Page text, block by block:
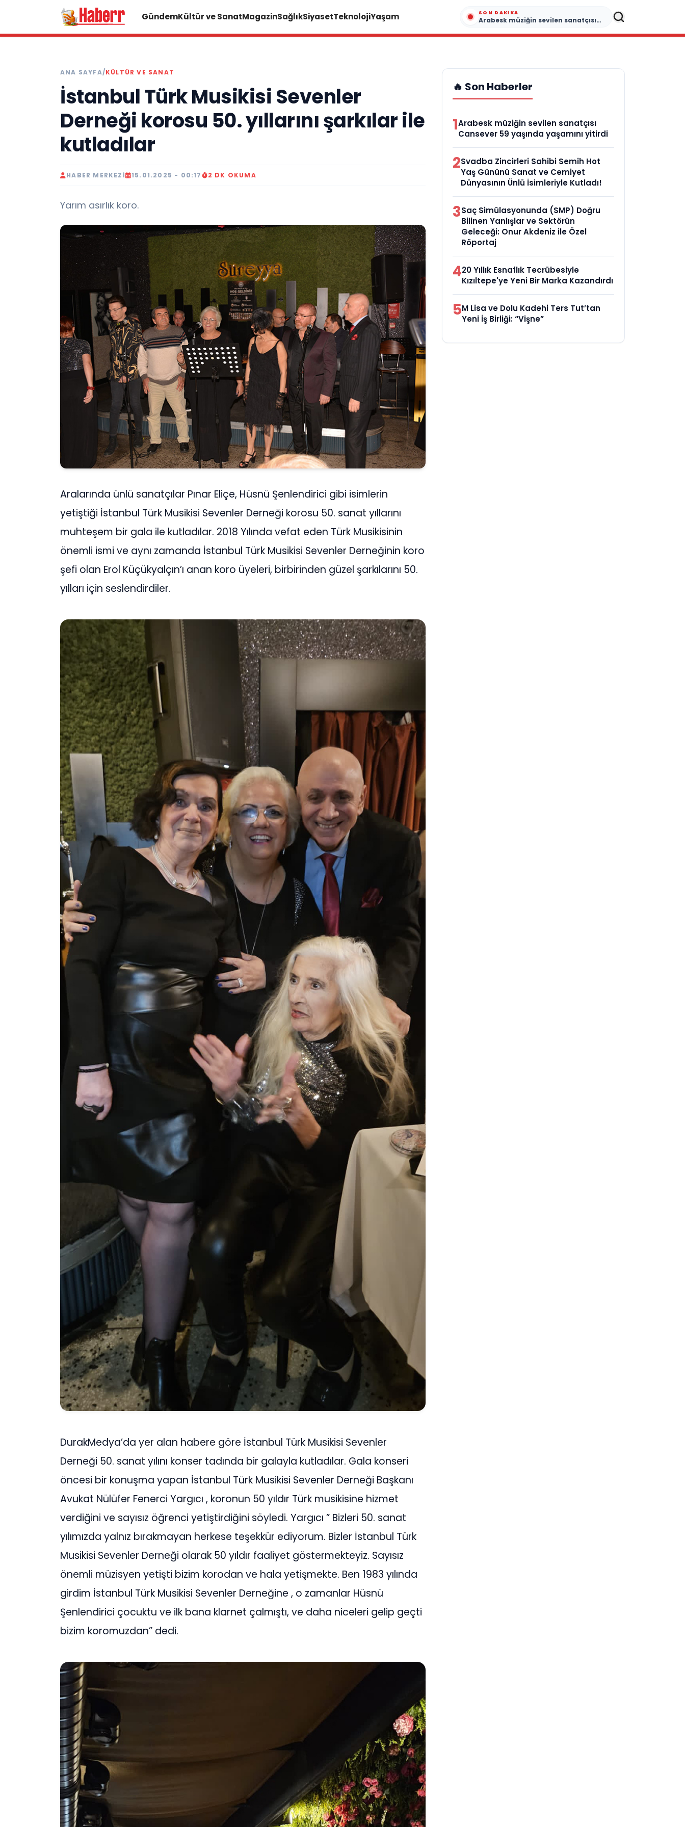
GündemKültür ve SanatMagazinSağlıkSiyasetTeknolojiYaşam SON DAKIKA
Arabesk müziğin sevilen sanatçısı Cansever 59 yaşında yaşamını yitirdi
ANA SAYFA/KÜLTÜR VE SANAT
İstanbul Türk Musikisi Sevenler
Derneği korosu 50. yıllarını şarkılar ile
kutladılar
HABER MERKEZI 15.01.2025 - 00:17 2 DK OKUMA
Yarım asırlık koro.
Aralarında ünlü sanatçılar Pınar Eliçe, Hüsnü Şenlendirici gibi isimlerin
yetiştiği İstanbul Türk Musikisi Sevenler Derneği korosu 50. sanat yıllarını
muhteşem bir gala ile kutladılar. 2018 Yılında vefat eden Türk Musikisinin
önemli ismi ve aynı zamanda İstanbul Türk Musikisi Sevenler Derneğinin koro
şefi olan Erol Küçükyalçın’ı anan koro üyeleri, birbirinden güzel şarkılarını 50.
yılları için seslendirdiler.
DurakMedya’da yer alan habere göre İstanbul Türk Musikisi Sevenler
Derneği 50. sanat yılını konser tadında bir galayla kutladılar. Gala konseri
öncesi bir konuşma yapan İstanbul Türk Musikisi Sevenler Derneği Başkanı
Avukat Nülüfer Fenerci Yargıcı , koronun 50 yıldır Türk musikisine hizmet
verdiğini ve sayısız öğrenci yetiştirdiğini söyledi. Yargıcı ” Bizleri 50. sanat
yılımızda yalnız bırakmayan herkese teşekkür ediyorum. Bizler İstanbul Türk
Musikisi Sevenler Derneği olarak 50 yıldır faaliyet göstermekteyiz. Sayısız
önemli müzisyen yetişti bizim korodan ve hala yetişmekte. Ben 1983 yılında
girdim İstanbul Türk Musikisi Sevenler Derneğine , o zamanlar Hüsnü
Şenlendirici çocuktu ve ilk bana klarnet çalmıştı, ve daha niceleri gelip geçti
bizim koromuzdan” dedi.
🔥 Son Haberler
1Arabesk müziğin sevilen sanatçısı
Cansever 59 yaşında yaşamını yitirdi
2Svadba Zincirleri Sahibi Semih Hot
Yaş Gününü Sanat ve Cemiyet
Dünyasının Ünlü İsimleriyle Kutladı!
3Saç Simülasyonunda (SMP) Doğru
Bilinen Yanlışlar ve Sektörün
Geleceği: Onur Akdeniz ile Özel
Röportaj
420 Yıllık Esnaflık Tecrübesiyle
Kızıltepe'ye Yeni Bir Marka Kazandırdı
5M Lisa ve Dolu Kadehi Ters Tut’tan
Yeni İş Birliği: “Vişne”